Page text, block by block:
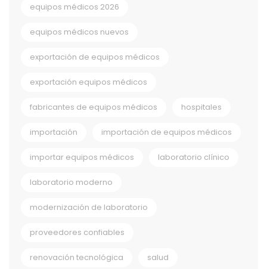
equipos médicos 2026
equipos médicos nuevos
exportación de equipos médicos
exportación equipos médicos
fabricantes de equipos médicos hospitales
importación importación de equipos médicos
importar equipos médicos laboratorio clínico
laboratorio moderno
modernización de laboratorio
proveedores confiables
renovación tecnológica salud